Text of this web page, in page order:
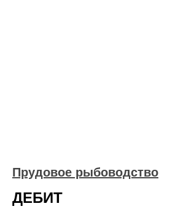
Прудовое рыбоводство
ДЕБИТ